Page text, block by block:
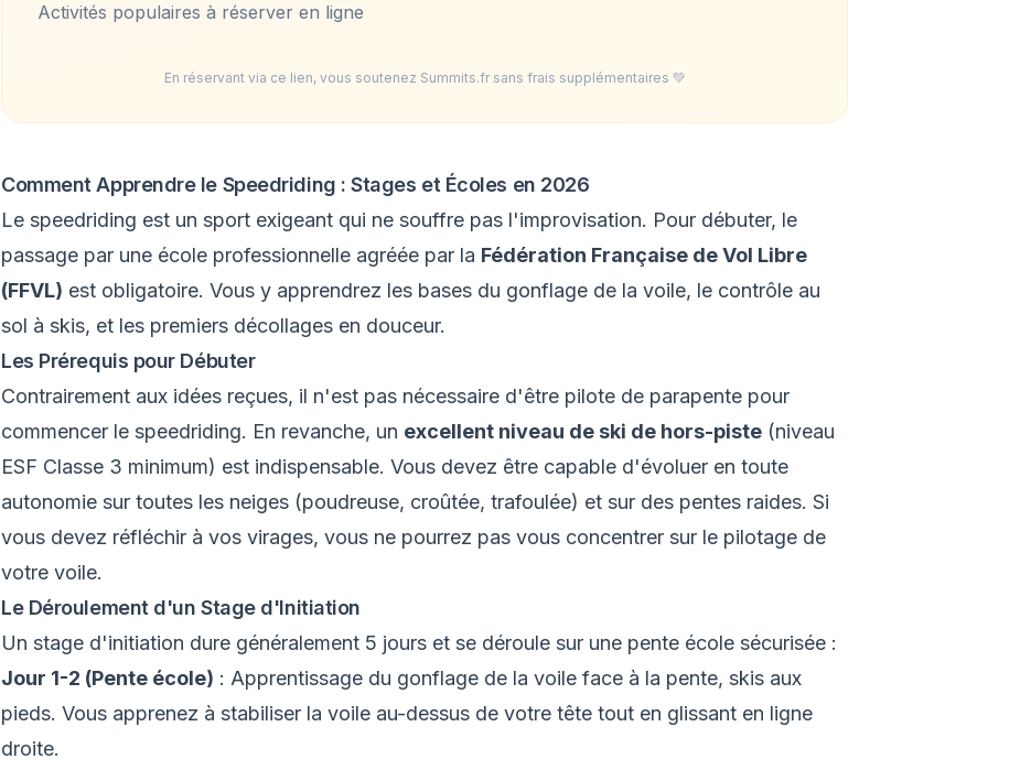
Activités populaires à réserver en ligne
En réservant via ce lien, vous soutenez Summits.fr sans frais supplémentaires 💚
Comment Apprendre le Speedriding : Stages et Écoles en 2026
Le speedriding est un sport exigeant qui ne souffre pas l'improvisation. Pour débuter, le
passage par une école professionnelle agréée par la Fédération Française de Vol Libre
(FFVL) est obligatoire. Vous y apprendrez les bases du gonflage de la voile, le contrôle au
sol à skis, et les premiers décollages en douceur.
Les Prérequis pour Débuter
Contrairement aux idées reçues, il n'est pas nécessaire d'être pilote de parapente pour
commencer le speedriding. En revanche, un excellent niveau de ski de hors-piste (niveau
ESF Classe 3 minimum) est indispensable. Vous devez être capable d'évoluer en toute
autonomie sur toutes les neiges (poudreuse, croûtée, trafoulée) et sur des pentes raides. Si
vous devez réfléchir à vos virages, vous ne pourrez pas vous concentrer sur le pilotage de
votre voile.
Le Déroulement d'un Stage d'Initiation
Un stage d'initiation dure généralement 5 jours et se déroule sur une pente école sécurisée :
Jour 1-2 (Pente école) : Apprentissage du gonflage de la voile face à la pente, skis aux
pieds. Vous apprenez à stabiliser la voile au-dessus de votre tête tout en glissant en ligne
droite.